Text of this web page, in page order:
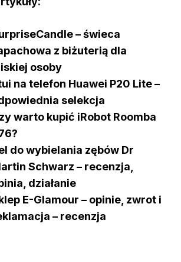
– świeca
z biżuterią dla
osoby
na telefon Huawei P20 Lite –
selekcja
warto kupić iRobot Roomba
do wybielania zębów Dr
Schwarz – recenzja,
działanie
E-Glamour – opinie, zwrot i
– recenzja